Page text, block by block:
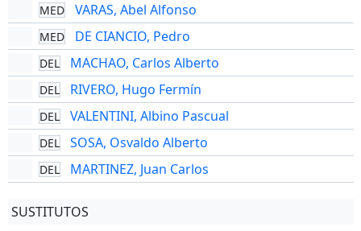
MED VARAS, Abel Alfonso
MED DE CIANCIO, Pedro
DEL MACHAO, Carlos Alberto
DEL RIVERO, Hugo Fermín
DEL VALENTINI, Albino Pascual
DEL SOSA, Osvaldo Alberto
DEL MARTINEZ, Juan Carlos
SUSTITUTOS